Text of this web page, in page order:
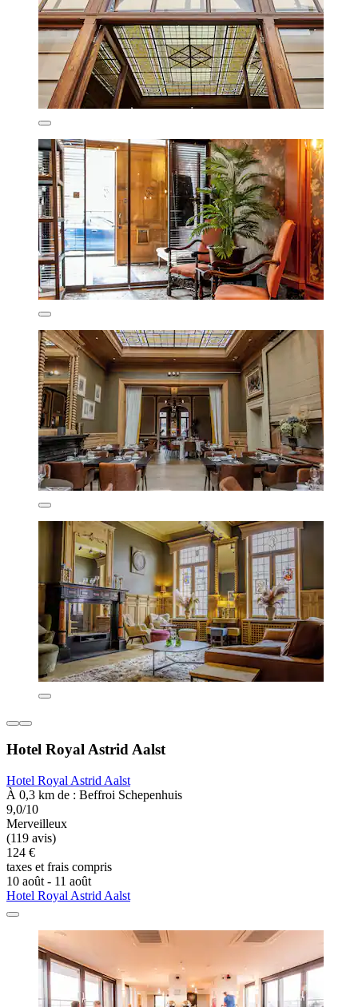
Hotel Royal Astrid Aalst
Hotel Royal Astrid Aalst
À 0,3 km de : Beffroi Schepenhuis
9,0/10
Merveilleux
(119 avis)
124 €
taxes et frais compris
10 août - 11 août
Hotel Royal Astrid Aalst